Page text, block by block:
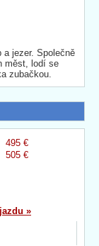
a jezer. Společně
měst, lodí se
zubačkou.
495 €
505 €
»